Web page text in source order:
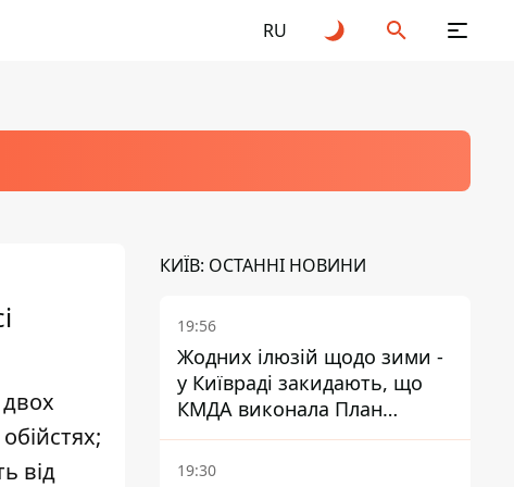
RU
від
КИЇВ: ОСТАННІ НОВИНИ
19:56
Жодних ілюзій щодо зими -
у Київраді закидають, що
КМДА виконала План
стійкості на 20%
19:30